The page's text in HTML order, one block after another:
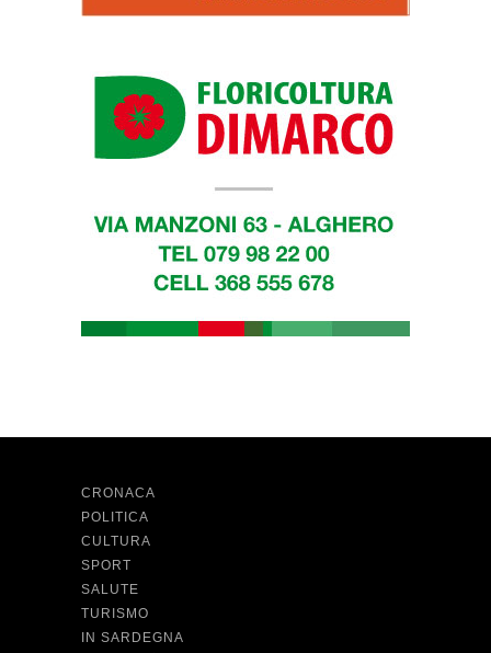
CRONACA
POLITICA
CULTURA
SPORT
SALUTE
TURISMO
IN SARDEGNA